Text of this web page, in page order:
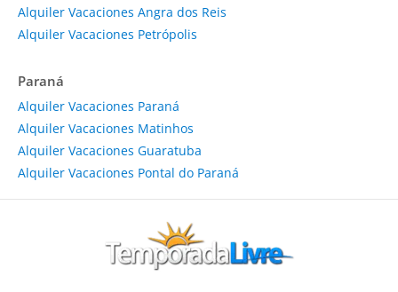
Alquiler Vacaciones Angra dos Reis
Alquiler Vacaciones Petrópolis
Paraná
Alquiler Vacaciones Paraná
Alquiler Vacaciones Matinhos
Alquiler Vacaciones Guaratuba
Alquiler Vacaciones Pontal do Paraná